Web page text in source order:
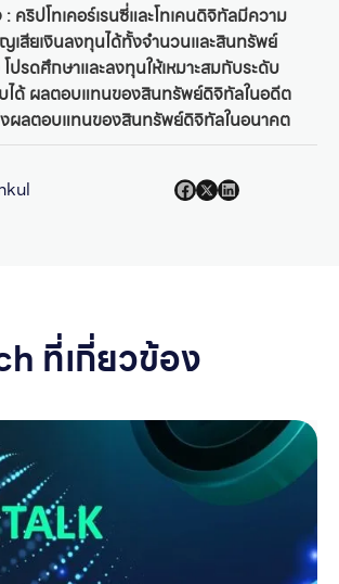
คริปโทเคอร์เรนซี่และโทเคนดิจิทัลมีความ
เสียเงินลงทุนได้ทั้งจำนวนและสินทรัพย์
ปรดศึกษาและลงทุนให้เหมาะสมกับระดับ
ได้ ผลตอบแทนของสินทรัพย์ดิจิทัลในอดีต
ผลตอบแทนของสินทรัพย์ดิจิทัลในอนาคต
ที่เกี่ยวข้อง